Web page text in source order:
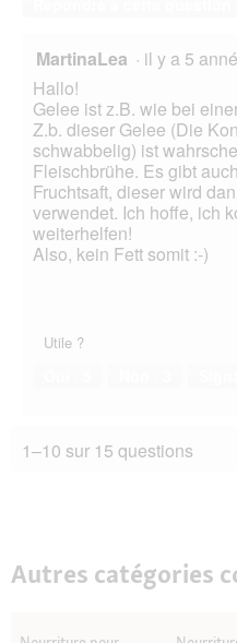
MartinaLea · il y a 5
Hallo!
Gelee ist z.B. wie bei
Z.b. dieser Gelee (Die
schwabbelig) ist
Fleischbrühe. Es gibt
Fruchtsaft, dieser wird
verwendet. Ich hoffe, ich
weiterhelfen!
Also, kein Fett somit :-)
Utile ?
1–10 sur 15 questions
Autres catégories